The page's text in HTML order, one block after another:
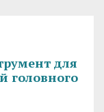
для
головного